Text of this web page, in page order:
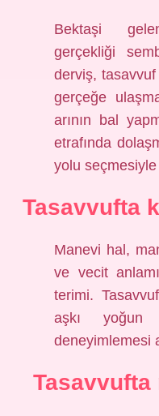
Bektaşi
gerçekliği
derviş,
gerçeğe
arının bal
etrafında
yolu
Tasavvufta
Manevi hal,
ve vecit
terimi.
aşkı
deneyimlemesi
Tasavvufta